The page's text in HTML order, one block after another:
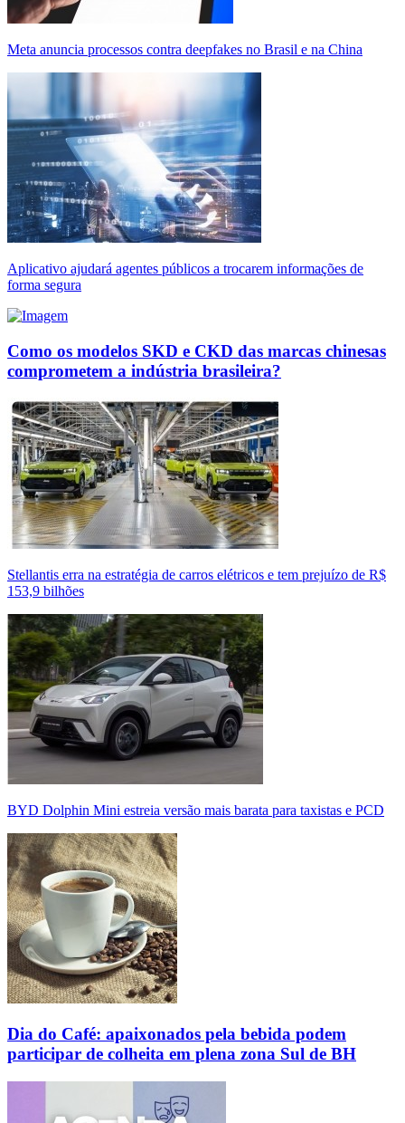
Meta anuncia processos contra deepfakes no Brasil e na China
Aplicativo ajudará agentes públicos a trocarem informações de
forma segura
Como os modelos SKD e CKD das marcas chinesas
comprometem a indústria brasileira?
Stellantis erra na estratégia de carros elétricos e tem prejuízo de R$
153,9 bilhões
BYD Dolphin Mini estreia versão mais barata para taxistas e PCD
Dia do Café: apaixonados pela bebida podem
participar de colheita em plena zona Sul de BH